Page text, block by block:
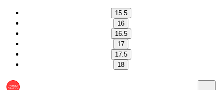
15.5
16
16.5
17
17.5
18
-25%